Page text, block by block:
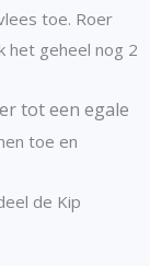
toe. Roer
het geheel nog 2
tot een egale
toe en
de Kip